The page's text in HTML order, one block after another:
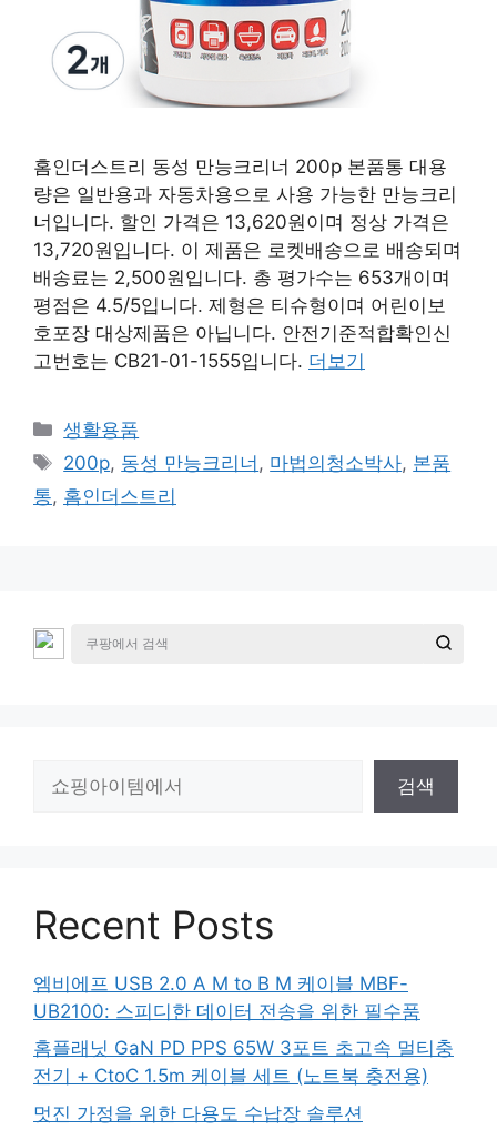
홈인더스트리 동성 만능크리너 200p 본품통 대용
량은 일반용과 자동차용으로 사용 가능한 만능크리
너입니다. 할인 가격은 13,620원이며 정상 가격은
13,720원입니다. 이 제품은 로켓배송으로 배송되며
배송료는 2,500원입니다. 총 평가수는 653개이며
평점은 4.5/5입니다. 제형은 티슈형이며 어린이보
호포장 대상제품은 아닙니다. 안전기준적합확인신
고번호는 CB21-01-1555입니다. 더보기
카
테
리
생활용품
태
그
200p, 동성 만능크리너 , 마법의청소박사, 본품
통, 홈인더스트리
검색
Recent Posts
엠비에프 USB 2.0 A M to B M 케이블 MBF-
UB2100: 스피디한 데이터 전송을 위한 필수품
홈플래닛 GaN PD PPS 65W 3포트 초고속 멀티충
전기 + CtoC 1.5m 케이블 세트 (노트북 충전용)
멋진 가정을 위한 다용도 수납장 솔루션